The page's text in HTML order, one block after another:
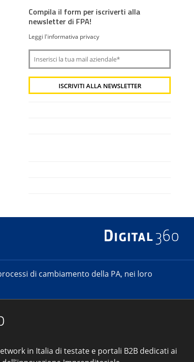
Compila il form per iscriverti alla
newsletter di FPA!
Leggi l'informativa privacy
di cambiamento della PA, nei loro
in Italia di testate e portali B2B dedicati ai